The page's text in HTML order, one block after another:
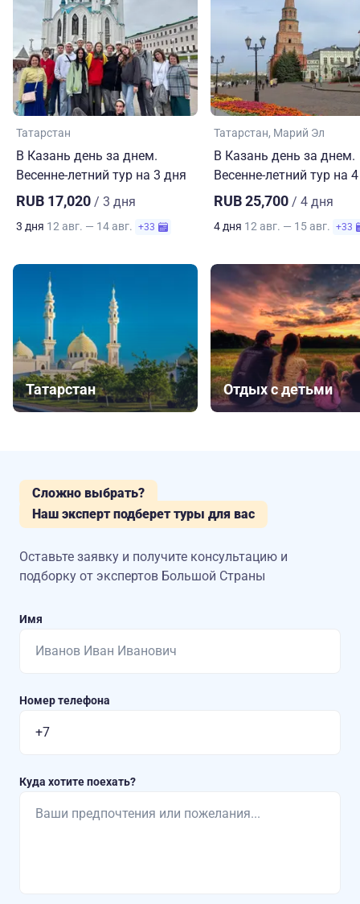
Татарстан
В Казань день за днем.
Весенне-летний тур на 3 дня
RUB 17,020 / 3 дня
3 дня 12 авг. — 14 авг. +33
Татарстан Марий Эл
В Казань день за днем.
Весенне-летний тур на
RUB 25,700 / 4 дня
4 дня 12 авг. — 15 авг. +33
Татарстан Отдых с детьми
Сложно выбрать?
Наш эксперт подберет туры для вас
Оставьте заявку и получите консультацию и
подборку от экспертов Большой Страны
Имя
Номер телефона
Куда хотите поехать?